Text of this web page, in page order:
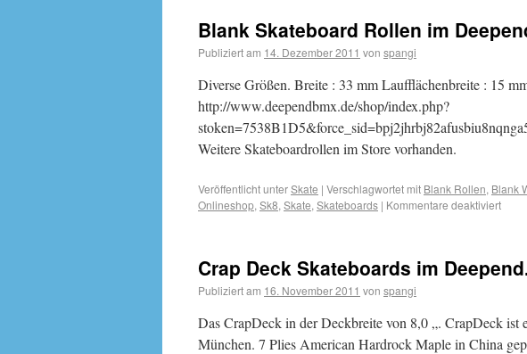
Blank Skateboard Rollen im
Publiziert am 14. Dezember 2011 von spangi
Diverse Größen. Breite : 33 mm Laufflächenbreite : 15
http://www.deependbmx.de/shop/index.php?
Weitere Skateboardrollen im Store vorhanden.
Veröffentlicht unterSkate | Verschlagwortet mit Blank Rollen, Blank
Onlineshop, Sk8, Skate, Skateboards | Kommentare deaktiviert
Crap Deck Skateboards im
Publiziert am 16. November 2011 von spangi
Das CrapDeck in der Deckbreite von 8,0 „. CrapDeck ist
München. 7 Plies American Hardrock Maple in China